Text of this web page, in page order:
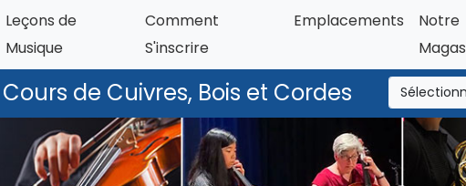
Leçons de
Musique
Comment
S'inscrire
Emplacements
Notre
Cours de Cuivres, Bois et Cordes